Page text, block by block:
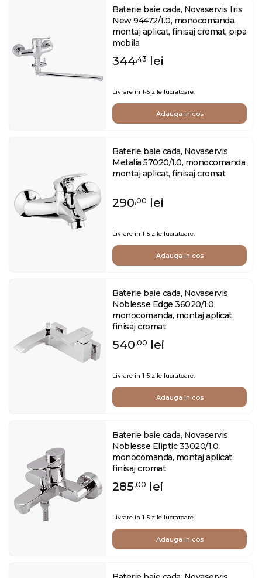
Baterie baie cada, Novaservis Iris
New 94472/1.0, monocomanda,
montaj aplicat, finisaj cromat, pipa
mobila
344,43 lei
Livrare in 1-5 zile lucratoare.
Adauga in cos
Baterie baie cada, Novaservis
Metalia 57020/1.0, monocomanda,
montaj aplicat, finisaj cromat
290,00 lei
Livrare in 1-5 zile lucratoare.
Adauga in cos
Baterie baie cada, Novaservis
Noblesse Edge 36020/1.0,
monocomanda, montaj aplicat,
finisaj cromat
540,00 lei
Livrare in 1-5 zile lucratoare.
Adauga in cos
Baterie baie cada, Novaservis
Noblesse Eliptic 33020/1.0,
monocomanda, montaj aplicat,
finisaj cromat
285,00 lei
Livrare in 1-5 zile lucratoare.
Adauga in cos